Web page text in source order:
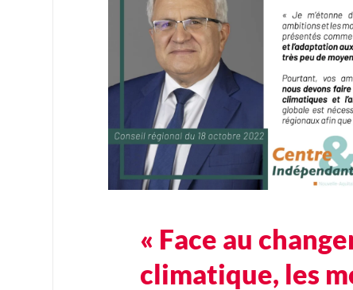
« Face au
climatique, les